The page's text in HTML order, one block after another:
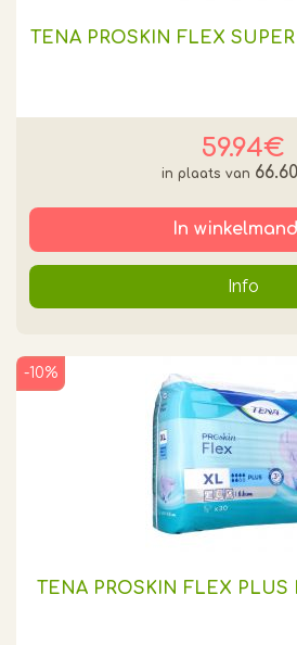
TENA PROSKIN FLEX
59.94€
In
Info
TENA PROSKIN FLEX PLUS
-10%